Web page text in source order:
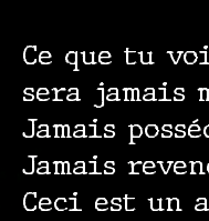
Ce que tu
sera jamais
Jamais
Jamais
Ceci est un